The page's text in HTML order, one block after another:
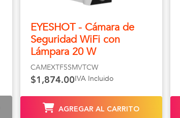
EYESHOT - Cámara de
Seguridad WiFi con
Lámpara 20 W
CAMEXTF5SMVTCW
$1,874.00IVA Incluido
AGREGAR AL CARRITO